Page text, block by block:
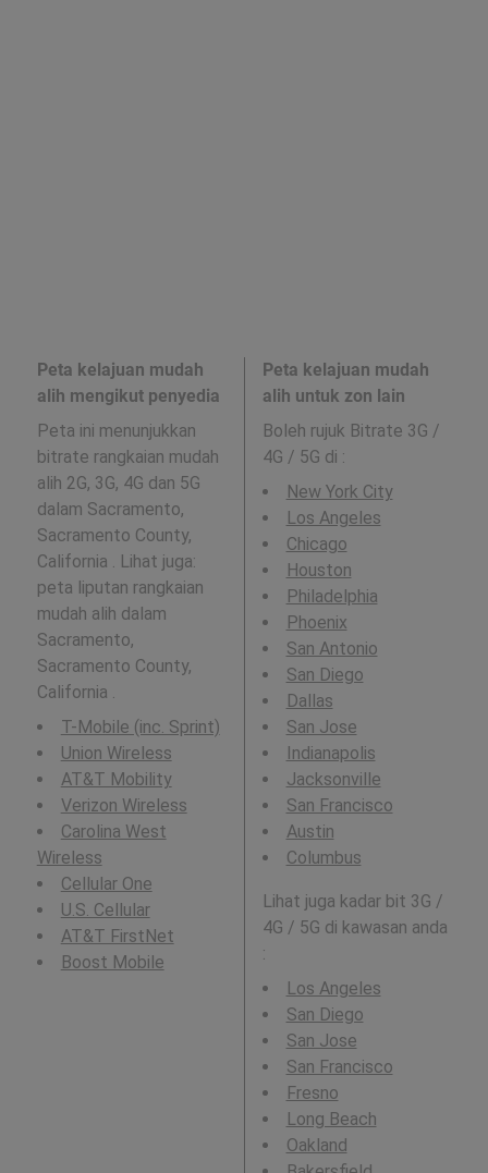
Peta kelajuan mudah
alih mengikut penyedia
Peta ini menunjukkan
bitrate rangkaian mudah
alih 2G, 3G, 4G dan 5G
dalam Sacramento,
Sacramento County,
California . Lihat juga:
peta liputan rangkaian
mudah alih dalam
Sacramento,
Sacramento County,
California .
T-Mobile (inc. Sprint)
Union Wireless
AT&T Mobility
Verizon Wireless
Carolina West
Wireless
Cellular One
U.S. Cellular
AT&T FirstNet
Boost Mobile
Peta kelajuan mudah
alih untuk zon lain
Boleh rujuk Bitrate 3G /
4G / 5G di :
New York City
Los Angeles
Chicago
Houston
Philadelphia
Phoenix
San Antonio
San Diego
Dallas
San Jose
Indianapolis
Jacksonville
San Francisco
Austin
Columbus
Lihat juga kadar bit 3G /
4G / 5G di kawasan anda
:
Los Angeles
San Diego
San Jose
San Francisco
Fresno
Long Beach
Oakland